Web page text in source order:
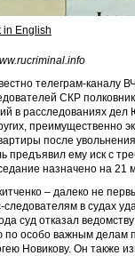
in English
телеграм-
СКР
в расследованиях
преимущественно
после
предъявил ему иск с
назначено на 21
– далеко не
следователям в судах
суд отказал
по особо важным делам
Новикову. Он также